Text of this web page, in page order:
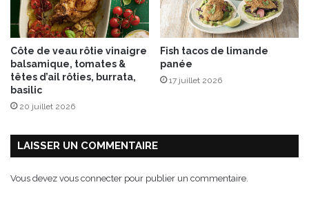
Côte de veau rôtie vinaigre
balsamique, tomates &
têtes d’ail rôties, burrata,
basilic
20 juillet 2026
Fish tacos de limande
panée
17 juillet 2026
LAISSER UN COMMENTAIRE
Vous devez vous connecter pour publier un commentaire.